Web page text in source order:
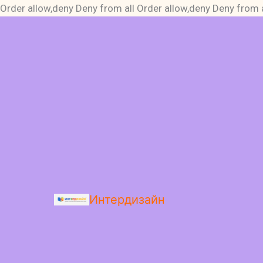
Order allow,deny Deny from all Order allow,deny Deny from
Интердизайн